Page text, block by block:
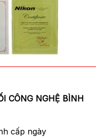
CÔNG NGHỆ BÌNH
cấp ngày